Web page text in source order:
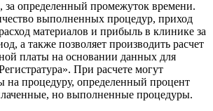
за определенный промежуток времени.
выполненных процедур, приход
материалов и прибыль в клинике за
а также позволяет производить расчет
платы на основании данных для
При расчете могут
на процедуру, определенный процент
но выполненные процедуры.